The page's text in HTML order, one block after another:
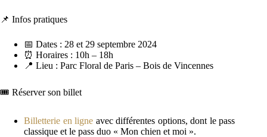
📌 Infos pratiques
📅 Dates : 28 et 29 septembre 2024
⏰ Horaires : 10h – 18h
📍 Lieu : Parc Floral de Paris – Bois de Vincennes
🎟️ Réserver son billet
Billetterie en ligne avec différentes options, dont le pass
classique et le pass duo « Mon chien et moi ».